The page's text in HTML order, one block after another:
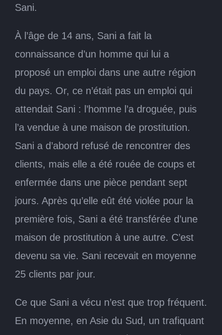
Sani.
À l’âge de 14 ans, Sani a fait la
connaissance d’un homme qui lui a
proposé un emploi dans une autre région
du pays. Or, ce n’était pas un emploi qui
attendait Sani : l’homme l’a droguée, puis
l’a vendue à une maison de prostitution.
Sani a d’abord refusé de rencontrer des
clients, mais elle a été rouée de coups et
enfermée dans une pièce pendant sept
jours. Après qu’elle eût été violée pour la
première fois, Sani a été transférée d’une
maison de prostitution à une autre. C’est
devenu sa vie. Sani recevait en moyenne
25 clients par jour.
Ce que Sani a vécu n’est que trop fréquent.
En moyenne, en Asie du Sud, un trafiquant